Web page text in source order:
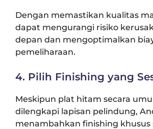
Dengan memastikan kualitas
dapat mengurangi risiko
depan dan mengoptimalkan
pemeliharaan.
4. Pilih Finishing yang
Meskipun plat hitam secara
dilengkapi lapisan pelindung,
menambahkan finishing khusus